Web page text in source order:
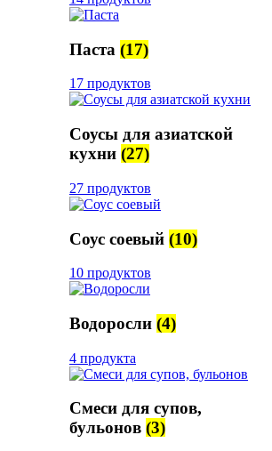
Паста (17)
17 продуктов
Соусы для азиатской
кухни (27)
27 продуктов
Соус соевый (10)
10 продуктов
Водоросли (4)
4 продукта
Смеси для супов,
бульонов (3)